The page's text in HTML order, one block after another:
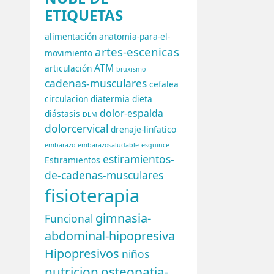
ETIQUETAS
alimentación anatomia-para-el-
movimiento artes-escenicas
articulación ATM bruxismo
cadenas-musculares cefalea
circulacion diatermia dieta
diástasis DLM dolor-espalda
dolorcervical drenaje-linfatico
embarazo embarazosaludable esguince
Estiramientos estiramientos-
de-cadenas-musculares
fisioterapia
Funcional gimnasia-
abdominal-hipopresiva
Hipopresivos niños